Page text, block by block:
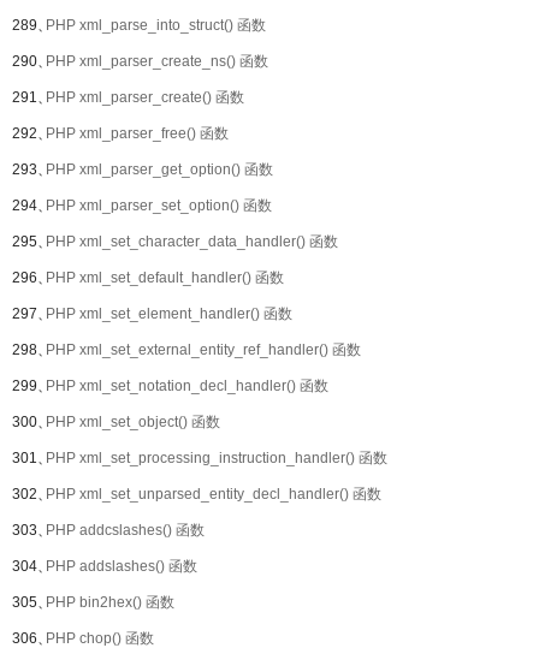
289、PHP xml_parse_into_struct() 函数
290、PHP xml_parser_create_ns() 函数
291、PHP xml_parser_create() 函数
292、PHP xml_parser_free() 函数
293、PHP xml_parser_get_option() 函数
294、PHP xml_parser_set_option() 函数
295、PHP xml_set_character_data_handler() 函数
296、PHP xml_set_default_handler() 函数
297、PHP xml_set_element_handler() 函数
298、PHP xml_set_external_entity_ref_handler() 函数
299、PHP xml_set_notation_decl_handler() 函数
300、PHP xml_set_object() 函数
301、PHP xml_set_processing_instruction_handler() 函数
302、PHP xml_set_unparsed_entity_decl_handler() 函数
303、PHP addcslashes() 函数
304、PHP addslashes() 函数
305、PHP bin2hex() 函数
306、PHP chop() 函数